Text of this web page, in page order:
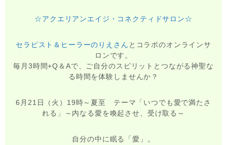
☆アクエリアンエイジ・コネクティドサロン☆
セラピスト＆ヒーラーのりえさん とコラボのオンラインサ
ロンです。
毎月3時間+Q＆Aで、ご自分のスピリットとつながる神聖な
る時間を体験しませんか？
6月21日（火）19時～夏至 テーマ「いつでも愛で満たさ
れる」～内なる愛を喚起させ、受け取る～
自分の中に眠る「愛」。